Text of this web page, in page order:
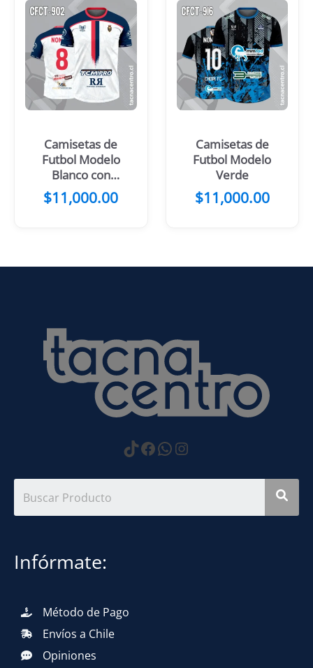
Camisetas de
Futbol Modelo
Blanco con
Negro y
Dorado
$11,000.00
Camisetas de
Futbol Modelo
Verde
$11,000.00
https://
Facebook
WhatsApp
Instagram
Infórmate:
Método de Pago
Envíos a Chile
Opiniones